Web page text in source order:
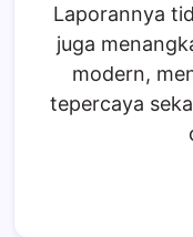
Laporannya
juga
modern,
tepercaya